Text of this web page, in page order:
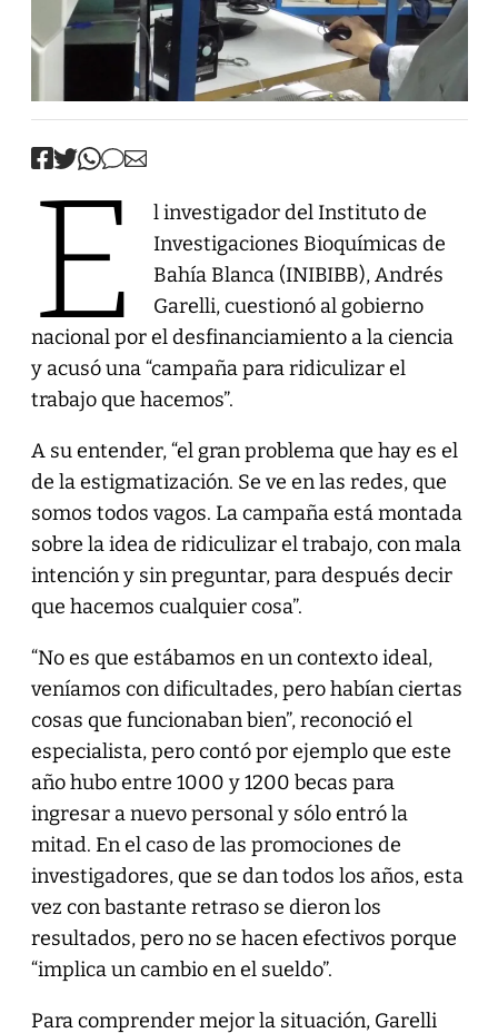
E
l investigador del Instituto de
Investigaciones Bioquímicas de
Bahía Blanca (INIBIBB), Andrés
Garelli, cuestionó al gobierno
nacional por el desfinanciamiento a la ciencia
y acusó una “campaña para ridiculizar el
trabajo que hacemos”.
A su entender, “el gran problema que hay es el
de la estigmatización. Se ve en las redes, que
somos todos vagos. La campaña está montada
sobre la idea de ridiculizar el trabajo, con mala
intención y sin preguntar, para después decir
que hacemos cualquier cosa”.
“No es que estábamos en un contexto ideal,
veníamos con dificultades, pero habían ciertas
cosas que funcionaban bien”, reconoció el
especialista, pero contó por ejemplo que este
año hubo entre 1000 y 1200 becas para
ingresar a nuevo personal y sólo entró la
mitad. En el caso de las promociones de
investigadores, que se dan todos los años, esta
vez con bastante retraso se dieron los
resultados, pero no se hacen efectivos porque
“implica un cambio en el sueldo”.
Para comprender mejor la situación, Garelli